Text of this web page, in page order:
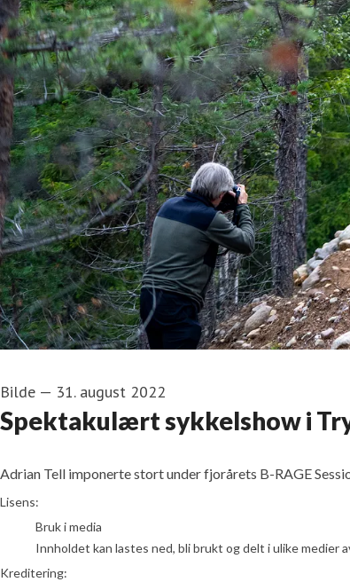
Bilde — 31. august 2022
Spektakulært sykkelshow i
Adrian Tell imponerte stort under fjorårets B-RAGE
Jonas Sjögren/Trysil
Lisens:
Bruk i media
Innholdet kan lastes ned, bli brukt og delt i ulike medier
Kreditering: